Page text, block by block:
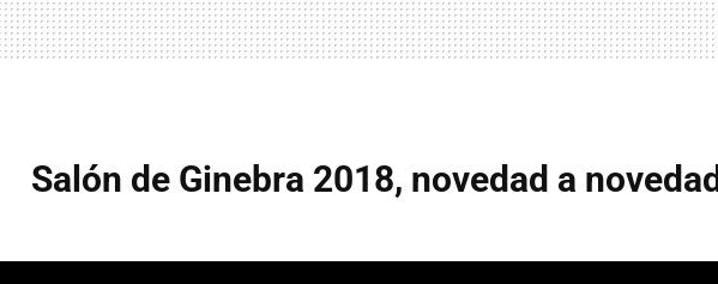
Salón de Ginebra 2018, novedad a novedad